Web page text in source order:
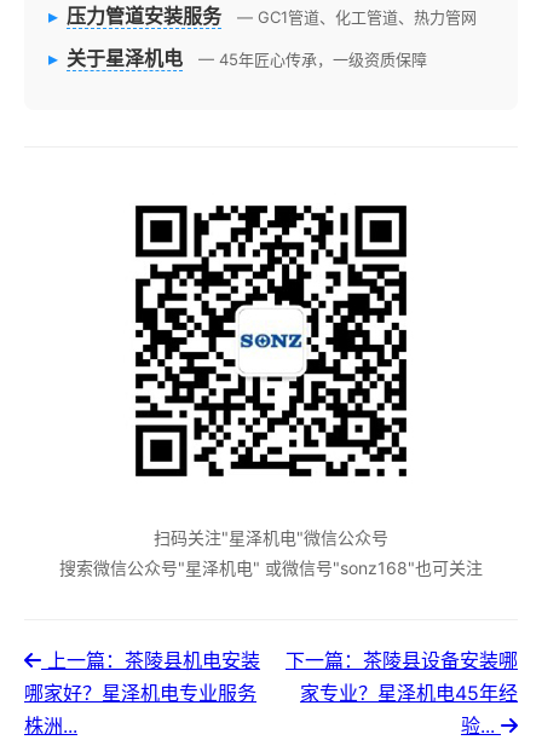
▸ 压力管道安装服务 — GC1管道、化工管道、热力管网
▸ 关于星泽机电 — 45年匠心传承，一级资质保障
扫码关注"星泽机电"微信公众号
搜索微信公众号"星泽机电" 或微信号"sonz168"也可关注
上一篇：茶陵县机电安装
哪家好？星泽机电专业服务
株洲...
下一篇：茶陵县设备安装哪
家专业？星泽机电45年经
验...